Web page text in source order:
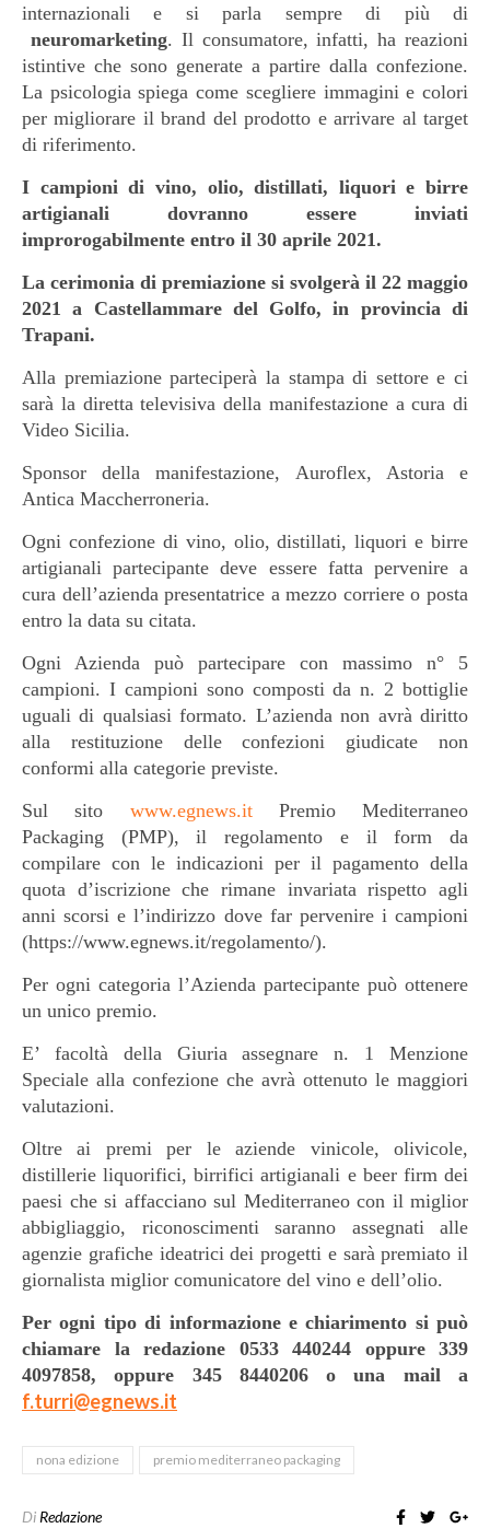
internazionali e si parla sempre di più di
neuromarketing. Il consumatore, infatti, ha reazioni
istintive che sono generate a partire dalla confezione.
La psicologia spiega come scegliere immagini e colori
per migliorare il brand del prodotto e arrivare al target
di riferimento.
I campioni di vino, olio, distillati, liquori e birre
artigianali dovranno essere inviati
improrogabilmente entro il 30 aprile 2021.
La cerimonia di premiazione si svolgerà il 22 maggio
2021 a Castellammare del Golfo, in provincia di
Trapani.
Alla premiazione parteciperà la stampa di settore e ci
sarà la diretta televisiva della manifestazione a cura di
Video Sicilia.
Sponsor della manifestazione, Auroflex, Astoria e
Antica Maccherroneria.
Ogni confezione di vino, olio, distillati, liquori e birre
artigianali partecipante deve essere fatta pervenire a
cura dell’azienda presentatrice a mezzo corriere o posta
entro la data su citata.
Ogni Azienda può partecipare con massimo n° 5
campioni. I campioni sono composti da n. 2 bottiglie
uguali di qualsiasi formato. L’azienda non avrà diritto
alla restituzione delle confezioni giudicate non
conformi alla categorie previste.
Sul sito www.egnews.itPremio Mediterraneo
Packaging (PMP), il regolamento e il form da
compilare con le indicazioni per il pagamento della
quota d’iscrizione che rimane invariata rispetto agli
anni scorsi e l’indirizzo dove far pervenire i campioni
(https://www.egnews.it/regolamento/).
Per ogni categoria l’Azienda partecipante può ottenere
un unico premio.
E’ facoltà della Giuria assegnare n. 1 Menzione
Speciale alla confezione che avrà ottenuto le maggiori
valutazioni.
Oltre ai premi per le aziende vinicole, olivicole,
distillerie liquorifici, birrifici artigianali e beer firm dei
paesi che si affacciano sul Mediterraneo con il miglior
abbigliaggio, riconoscimenti saranno assegnati alle
agenzie grafiche ideatrici dei progetti e sarà premiato il
giornalista miglior comunicatore del vino e dell’olio.
Per ogni tipo di informazione e chiarimento si può
chiamare la redazione 0533 440244 oppure 339
4097858, oppure 345 8440206 o una mail a
f.turri@egnews.it
nona edizione premio mediterraneo packaging
Di Redazione